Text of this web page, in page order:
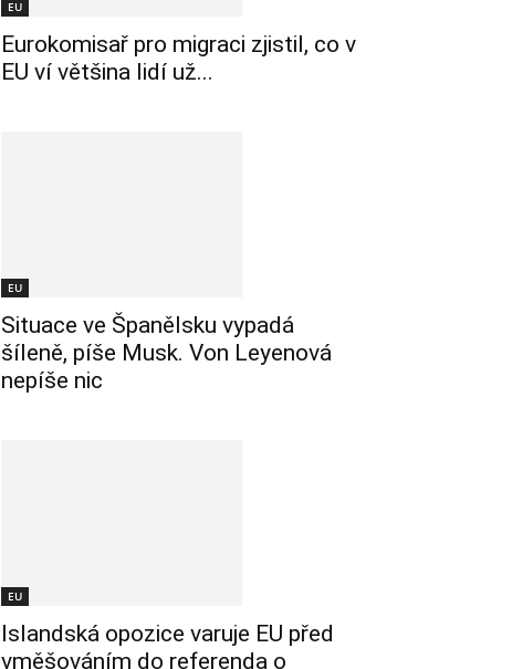
EU
Eurokomisař pro migraci zjistil, co v
EU ví většina lidí už...
EU
Situace ve Španělsku vypadá
šíleně, píše Musk. Von Leyenová
nepíše nic
EU
Islandská opozice varuje EU před
vměšováním do referenda o